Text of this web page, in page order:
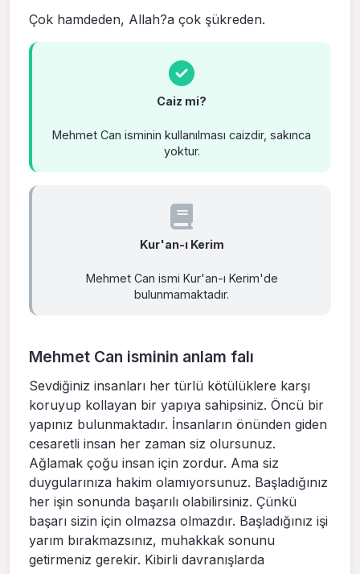
Çok hamdeden, Allah?a çok şükreden.
Caiz mi?
Mehmet Can isminin kullanılması caizdir, sakınca
yoktur.
Kur'an-ı Kerim
Mehmet Can ismi Kur'an-ı Kerim'de
bulunmamaktadır.
Mehmet Can isminin anlam falı
Sevdiğiniz insanları her türlü kötülüklere karşı
koruyup kollayan bir yapıya sahipsiniz. Öncü bir
yapınız bulunmaktadır. İnsanların önünden giden
cesaretli insan her zaman siz olursunuz.
Ağlamak çoğu insan için zordur. Ama siz
duygularınıza hakim olamıyorsunuz. Başladığınız
her işin sonunda başarılı olabilirsiniz. Çünkü
başarı sizin için olmazsa olmazdır. Başladığınız işi
yarım bırakmazsınız, muhakkak sonunu
getirmeniz gerekir. Kibirli davranışlarda